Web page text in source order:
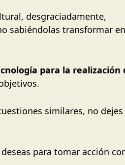
desgraciadamente,
sabiéndolas transformar en
para la realización
objetivos.
similares, no dejes
para tomar acción